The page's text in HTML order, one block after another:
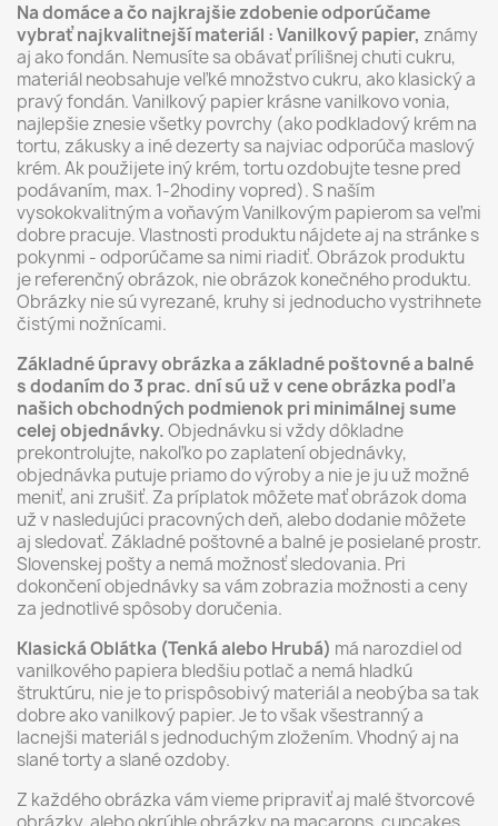
Na domáce a čo najkrajšie zdobenie odporúčame
vybrať najkvalitnejší materiál : Vanilkový papier, známy
aj ako fondán. Nemusíte sa obávať prílišnej chuti cukru,
materiál neobsahuje veľké množstvo cukru, ako klasický a
pravý fondán. Vanilkový papier krásne vanilkovo vonia,
najlepšie znesie všetky povrchy (ako podkladový krém na
tortu, zákusky a iné dezerty sa najviac odporúča maslový
krém. Ak použijete iný krém, tortu ozdobujte tesne pred
podávaním, max. 1-2hodiny vopred). S naším
vysokokvalitným a voňavým Vanilkovým papierom sa veľmi
dobre pracuje. Vlastnosti produktu nájdete aj na stránke s
pokynmi - odporúčame sa nimi riadiť. Obrázok produktu
je referenčný obrázok, nie obrázok konečného produktu.
Obrázky nie sú vyrezané, kruhy si jednoducho vystrihnete
čistými nožnícami.
Základné úpravy obrázka a základné poštovné a balné
s dodaním do 3 prac. dní sú už v cene obrázka podľa
našich obchodných podmienok pri minimálnej sume
celej objednávky.Objednávku si vždy dôkladne
prekontrolujte, nakoľko po zaplatení objednávky,
objednávka putuje priamo do výroby a nie je ju už možné
meniť, ani zrušiť. Za príplatok môžete mať obrázok doma
už v nasledujúci pracovných deň, alebo dodanie môžete
aj sledovať. Základné poštovné a balné je posielané prostr.
Slovenskej pošty a nemá možnosť sledovania. Pri
dokončení objednávky sa vám zobrazia možnosti a ceny
za jednotlivé spôsoby doručenia.
Klasická Oblátka (Tenká alebo Hrubá) má narozdiel od
vanilkového papiera bledšiu potlač a nemá hladkú
štruktúru, nie je to prispôsobivý materiál a neobýba sa tak
dobre ako vanilkový papier. Je to však všestranný a
lacnejši materiál s jednoduchým zložením. Vhodný aj na
slané torty a slané ozdoby.
Z každého obrázka vám vieme pripraviť aj malé štvorcové